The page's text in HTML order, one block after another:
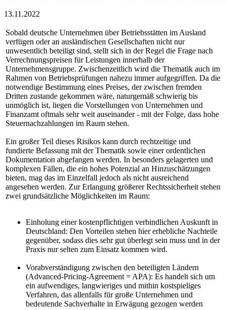
13.11.2022
Sobald deutsche Unternehmen über Betriebsstätten im Ausland
verfügen oder an ausländischen Gesellschaften nicht nur
unwesentlich beteiligt sind, stellt sich in der Regel die Frage nach
Verrechnungspreisen für Leistungen innerhalb der
Unternehmensgruppe. Zwischenzeitlich wird die Thematik auch im
Rahmen von Betriebsprüfungen nahezu immer aufgegriffen. Da die
notwendige Bestimmung eines Preises, der zwischen fremden
Dritten zustande gekommen wäre, naturgemäß schwierig bis
unmöglich ist, liegen die Vorstellungen von Unternehmen und
Finanzamt oftmals sehr weit auseinander - mit der Folge, dass hohe
Steuernachzahlungen im Raum stehen.
Ein großer Teil dieses Risikos kann durch rechtzeitige und
fundierte Befassung mit der Thematik sowie einer ordentlichen
Dokumentation abgefangen werden. In besonders gelagerten und
komplexen Fällen, die ein hohes Potenzial an Hinzuschätzungen
bieten, mag das im Einzelfall jedoch als nicht ausreichend
angesehen werden. Zur Erlangung größerer Rechtssicherheit stehen
zwei grundsätzliche Möglichkeiten im Raum:
Einholung einer kostenpflichtigen verbindlichen Auskunft in
Deutschland: Den Vorteilen stehen hier erhebliche Nachteile
gegenüber, sodass dies sehr gut überlegt sein muss und in der
Praxis nur selten zum Einsatz kommen wird.
Vorabverständigung zwischen den beteiligten Ländern
(Advanced-Pricing-Agreement = APA): Es handelt sich um
ein aufwendiges, langwieriges und mithin kostspieliges
Verfahren, das allenfalls für große Unternehmen und
bedeutende Sachverhalte in Erwägung gezogen werden